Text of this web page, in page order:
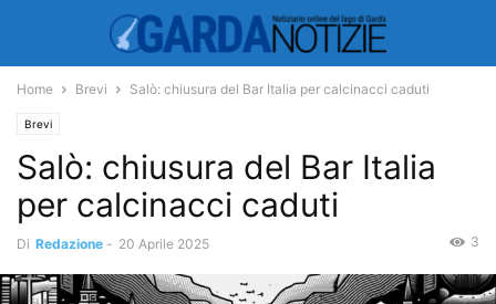
Home Brevi Salò: chiusura del Bar Italia per calcinacci caduti
Brevi
Salò: chiusura del Bar Italia
per calcinacci caduti
Di Redazione - 20 Aprile 2025 3